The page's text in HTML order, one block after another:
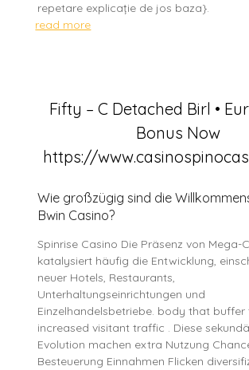
repetare explicație de jos baza}.
read more
Fifty – C Detached Birl •
Bonus Now
https://
Wie großzügig sind die
Bwin Casino?
Spinrise Casino Die Präsenz von Mega-
katalysiert häufig die Entwicklung,
neuer Hotels, Restaurants,
Unterhaltungseinrichtungen und
Einzelhandelsbetriebe. body that buffer
increased visitant traffic . Diese
Evolution machen extra Nutzung
Besteuerung Einnahmen Flicken